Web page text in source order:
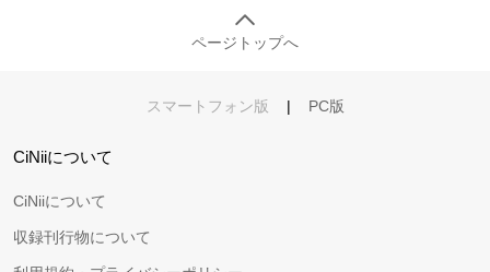
ページトップへ
スマートフォン版 | PC版
CiNiiについて
CiNiiについて
収録刊行物について